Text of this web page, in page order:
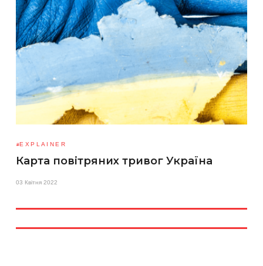
EXPLAINER
Карта повітряних тривог Україна
03 Квітня 2022